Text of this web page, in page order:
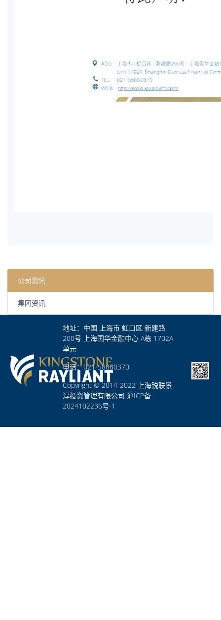
公司资讯
集团资讯
地址：中国 上海市 虹口区 新建路
200号 上海国华金融中心 A栋 1702A
单元
电话：021-58880370
Copyright © 2014-2022 上海锐联景
淳投资管理有限公司 沪ICP备
2024102236号-1